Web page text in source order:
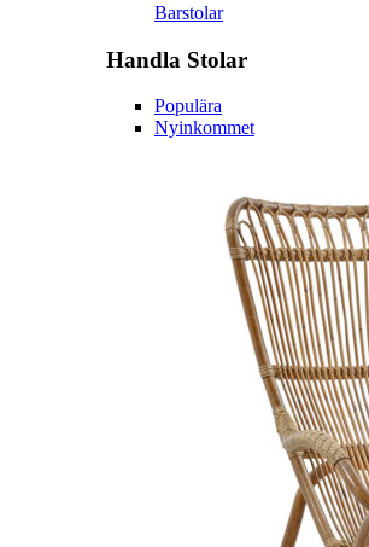
Barstolar
Handla Stolar
Populära
Nyinkommet